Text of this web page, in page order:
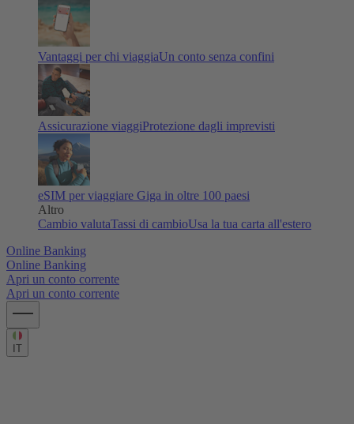
Vantaggi per chi viaggiaUn conto senza confini
Assicurazione viaggiProtezione dagli imprevisti
eSIM per viaggiare Giga in oltre 100 paesi
Altro
Cambio valutaTassi di cambioUsa la tua carta all'estero
Online Banking
Online Banking
Apri un conto corrente
Apri un conto corrente
IT